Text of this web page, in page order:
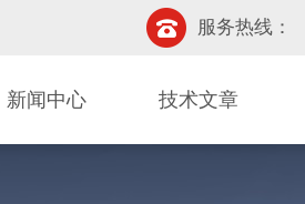
服务热线：
新闻中心 技术文章